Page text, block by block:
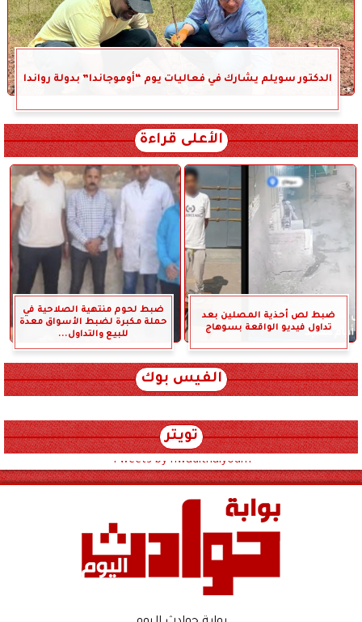
الدكتور سويلم يشارك في فعاليات يوم “أوموجاندا” بدولة رواندا
الأعلى قراءة
ضبط لص أحذية المصلين بعد
تداول فيديو الواقعة بسوهاج
ضبط لحوم منتهية الصلاحية في
حملة مكبرة لضبط الأسواق معدة
للبيع والتداول...
الفيس بوك
تويتر
Tweets by hwadithalyoum